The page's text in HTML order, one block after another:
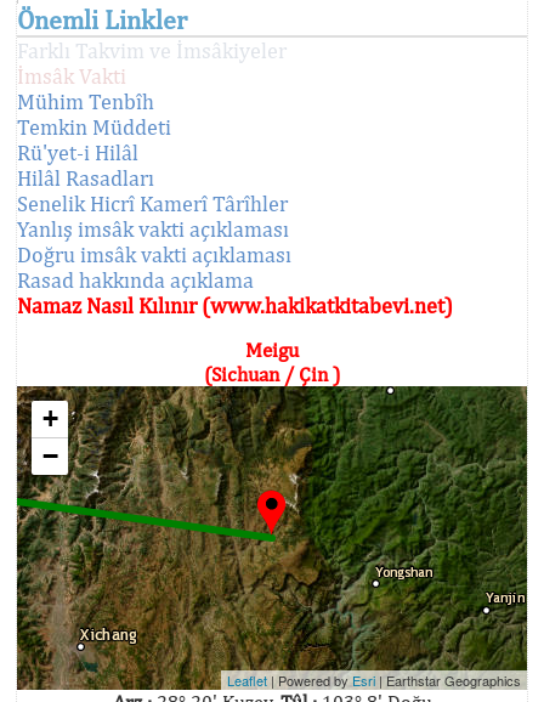
Önemli Linkler
Farklı Takvim ve İmsâkiyeler
İmsâk Vakti
Mühim Tenbîh
Temkin Müddeti
Rü'yet-i Hilâl
Hilâl Rasadları
Senelik Hicrî Kamerî Târîhler
Yanlış imsâk vakti açıklaması
Doğru imsâk vakti açıklaması
Rasad hakkında açıklama
Namaz Nasıl Kılınır (www.hakikatkitabevi.net)
Meigu
(Sichuan / Çin )
+
−
Leaflet | Powered byEsri | Earthstar Geographics